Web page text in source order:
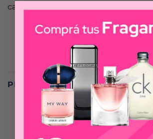
caries, remover la placa y refrescar
PRODUCTOS RELACIONADOS